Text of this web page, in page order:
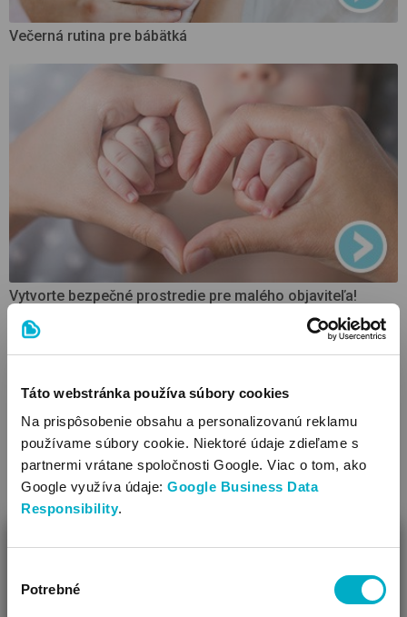
Táto webstránka používa súbory cookies
Na prispôsobenie obsahu a personalizovanú reklamu
používame súbory cookie. Niektoré údaje zdieľame s
partnermi vrátane spoločnosti Google. Viac o tom, ako
Google využíva údaje: Google Business Data
Responsibility.
súhlasu
Potrebné
Večerná rutina pre bábätká
Vytvorte bezpečné prostredie pre malého objaviteľa!